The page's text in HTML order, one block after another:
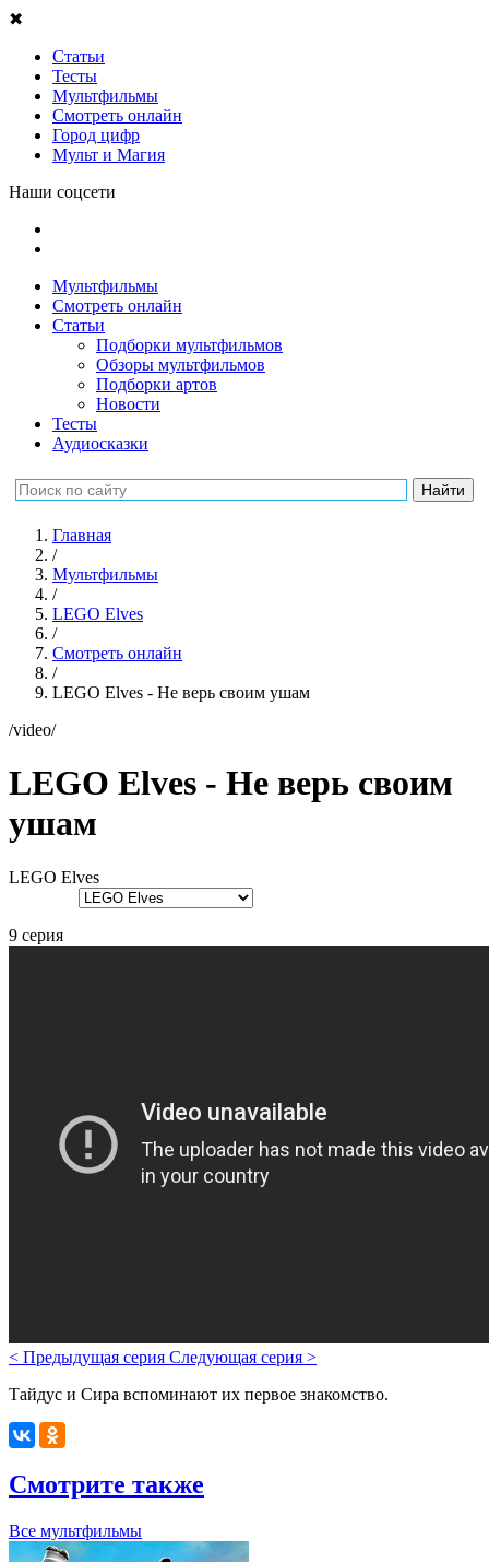
✖
Статьи
Тесты
Мультфильмы
Смотреть онлайн
Город цифр
Мульт и Магия
Наши соцсети
Мультфильмы
Смотреть онлайн
Статьи
Подборки мультфильмов
Обзоры мультфильмов
Подборки артов
Новости
Тесты
Аудиосказки
Главная
/
Мультфильмы
/
LEGO Elves
/
Смотреть онлайн
/
LEGO Elves - Не верь своим ушам
/video/
LEGO Elves - Не верь своим
ушам
LEGO Elves
9 серия
< Предыдущая серия Следующая серия >
Тайдус и Сира вспоминают их первое знакомство.
Смотрите также
Все мультфильмы